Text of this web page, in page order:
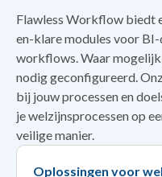
Flawless Workflow biedt
en-klare modules voor
workflows. Waar
nodig geconfigureerd.
bij jouw processen en
je welzijnsprocessen op
veilige manier.
Oplossingen voor